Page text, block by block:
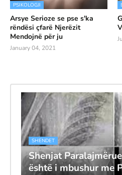
PSIKOLOGJI
Arsye Serioze se pse s'ka
rëndësi çfarë Njerëzit
Mendojnë për ju
January 04, 2021
SHENDET
Shenjat
është i mbushur me